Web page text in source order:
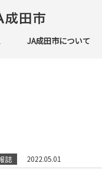
JA成田市について
誌 2022.05.01